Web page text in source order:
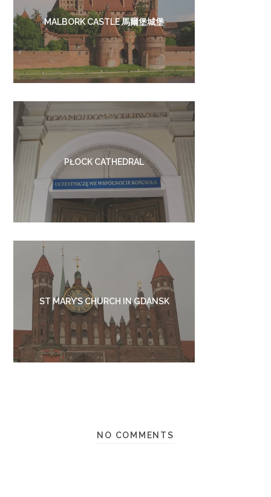
MALBORK CASTLE 馬爾堡城堡
PŁOCK CATHEDRAL
ST MARY’S CHURCH IN GDANSK
NO COMMENTS